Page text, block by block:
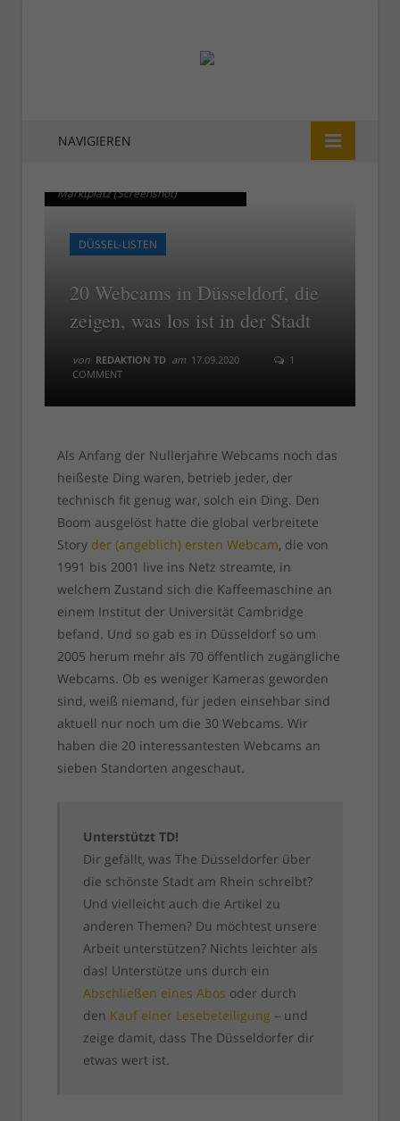
NAVIGIEREN
Marktplatz (Screenshot)
DÜSSEL-LISTEN
20 Webcams in Düsseldorf, die
zeigen, was los ist in der Stadt
von REDAKTION TD am 17.09.2020
1
COMMENT
Marktplatz (Screenshot)
Als Anfang der Nullerjahre Webcams noch das
heißeste Ding waren, betrieb jeder, der
technisch fit genug war, solch ein Ding. Den
Boom ausgelöst hatte die global verbreitete
Story der (angeblich) ersten Webcam, die von
1991 bis 2001 live ins Netz streamte, in
welchem Zustand sich die Kaffeemaschine an
einem Institut der Universität Cambridge
befand. Und so gab es in Düsseldorf so um
2005 herum mehr als 70 öffentlich zugängliche
Webcams. Ob es weniger Kameras geworden
sind, weiß niemand, für jeden einsehbar sind
aktuell nur noch um die 30 Webcams. Wir
haben die 20 interessantesten Webcams an
sieben Standorten angeschaut.
Unterstützt TD!
Dir gefällt, was The Düsseldorfer über
die schönste Stadt am Rhein schreibt?
Und vielleicht auch die Artikel zu
anderen Themen? Du möchtest unsere
Arbeit unterstützen? Nichts leichter als
das! Unterstütze uns durch ein
Abschließen eines Abos oder durch
den Kauf einer Lesebeteiligung – und
zeige damit, dass The Düsseldorfer dir
etwas wert ist.